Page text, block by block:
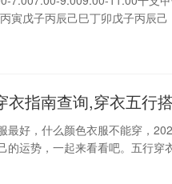
寅戊子丙辰己巳丁卯戊子丙辰己
衣指南查询,穿衣五行
最好，什么颜色衣服不能穿，
的运势，一起来看看吧。五行穿